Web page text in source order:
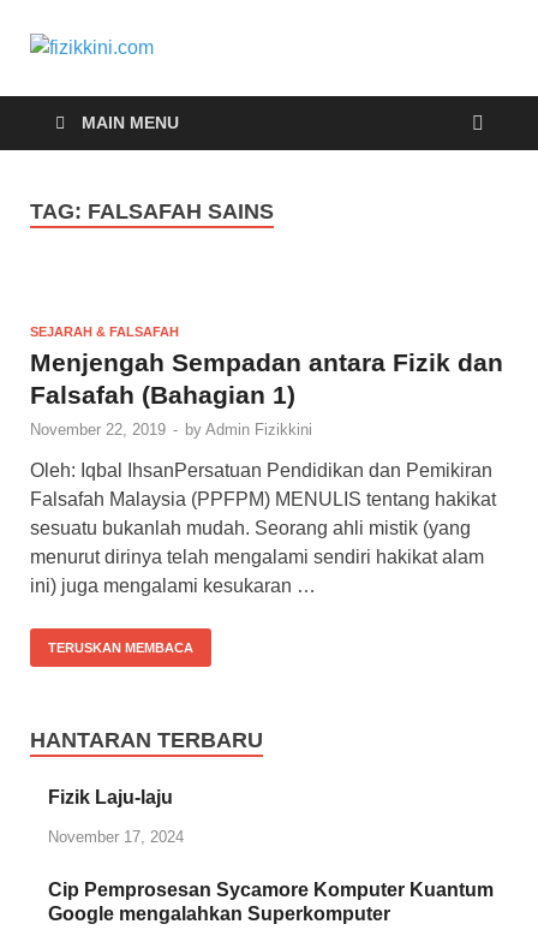
fizikkini.com
MAIN MENU
TAG: FALSAFAH SAINS
SEJARAH & FALSAFAH
Menjengah Sempadan antara Fizik dan
Falsafah (Bahagian 1)
November 22, 2019 - by Admin Fizikkini
Oleh: Iqbal IhsanPersatuan Pendidikan dan Pemikiran
Falsafah Malaysia (PPFPM) MENULIS tentang hakikat
sesuatu bukanlah mudah. Seorang ahli mistik (yang
menurut dirinya telah mengalami sendiri hakikat alam
ini) juga mengalami kesukaran …
TERUSKAN MEMBACA
HANTARAN TERBARU
Fizik Laju-laju
November 17, 2024
Cip Pemprosesan Sycamore Komputer Kuantum
Google mengalahkan Superkomputer